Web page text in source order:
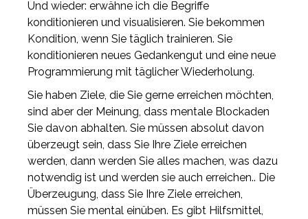
Und wieder: erwähne ich die Begriffe
konditionieren und visualisieren. Sie bekommen
Kondition, wenn Sie täglich trainieren. Sie
konditionieren neues Gedankengut und eine neue
Programmierung mit täglicher Wiederholung.
Sie haben Ziele, die Sie gerne erreichen möchten,
sind aber der Meinung, dass mentale Blockaden
Sie davon abhalten. Sie müssen absolut davon
überzeugt sein, dass Sie Ihre Ziele erreichen
werden, dann werden Sie alles machen, was dazu
notwendig ist und werden sie auch erreichen.. Die
Überzeugung, dass Sie Ihre Ziele erreichen,
müssen Sie mental einüben. Es gibt Hilfsmittel,